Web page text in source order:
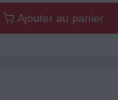
Ajouter au panier